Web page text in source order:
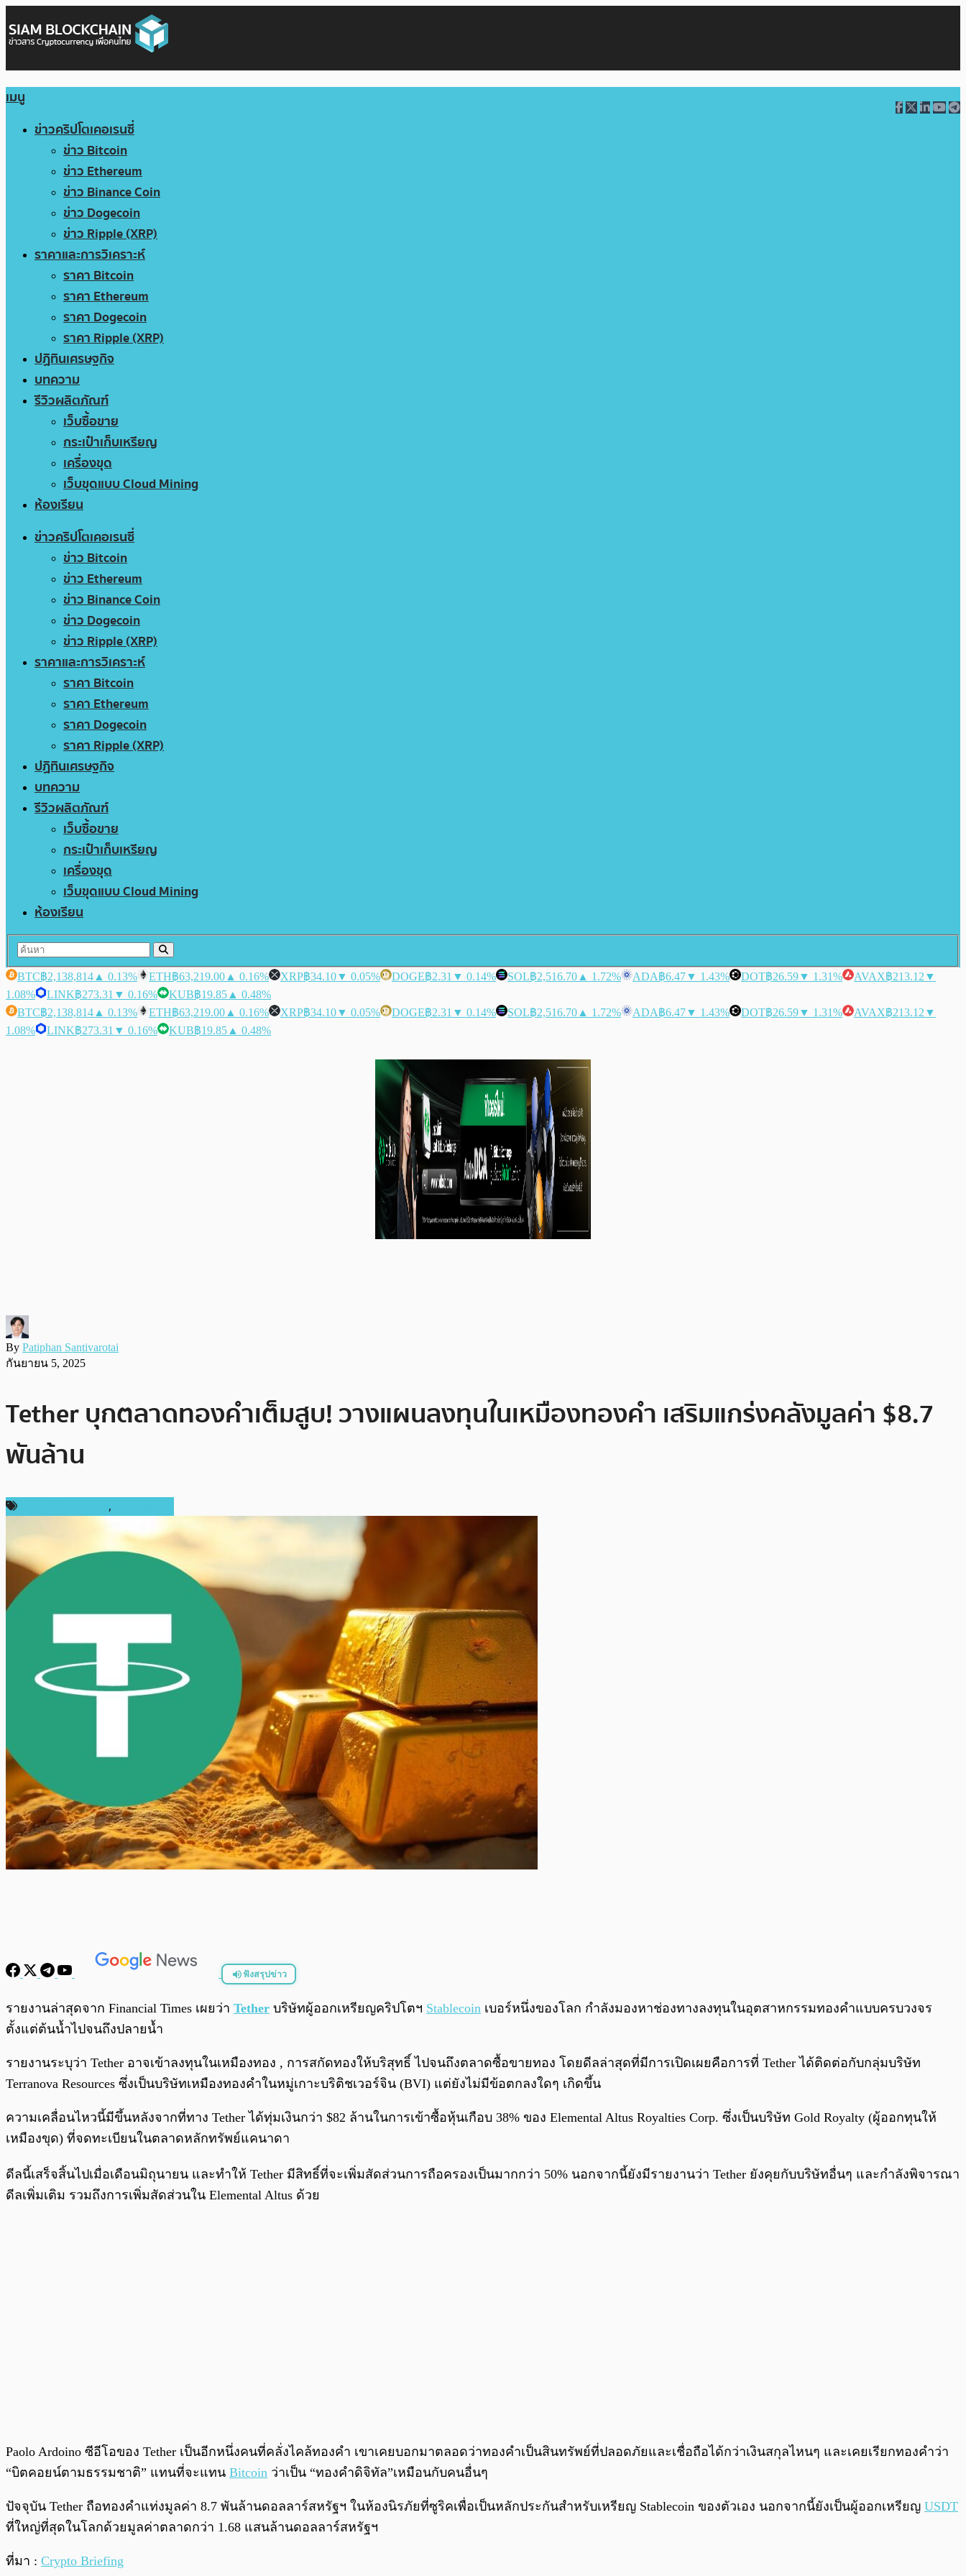
เมนู
ข่าวคริปโตเคอเรนซี่
ข่าว Bitcoin
ข่าว Ethereum
ข่าว Binance Coin
ข่าว Dogecoin
ข่าว Ripple (XRP)
ราคาและการวิเคราะห์
ราคา Bitcoin
ราคา Ethereum
ราคา Dogecoin
ราคา Ripple (XRP)
ปฏิทินเศรษฐกิจ
บทความ
รีวิวผลิตภัณฑ์
เว็บซื้อขาย
กระเป๋าเก็บเหรียญ
เครื่องขุด
เว็บขุดแบบ Cloud Mining
ห้องเรียน
ข่าวคริปโตเคอเรนซี่
ข่าว Bitcoin
ข่าว Ethereum
ข่าว Binance Coin
ข่าว Dogecoin
ข่าว Ripple (XRP)
ราคาและการวิเคราะห์
ราคา Bitcoin
ราคา Ethereum
ราคา Dogecoin
ราคา Ripple (XRP)
ปฏิทินเศรษฐกิจ
บทความ
รีวิวผลิตภัณฑ์
เว็บซื้อขาย
กระเป๋าเก็บเหรียญ
เครื่องขุด
เว็บขุดแบบ Cloud Mining
ห้องเรียน
BTC฿2,138,814 ▲ 0.13% ETH฿63,219.00 ▲ 0.16% XRP฿34.10▼ 0.05% DOGE฿2.31 ▼ 0.14% SOL฿2,516.70 ▲ 1.72% ADA฿6.47▼ 1.43% DOT฿26.59▼ 1.31% AVAX฿213.12 ▼
1.08%
LINK฿273.31 ▼ 0.16% KUB฿19.85 ▲ 0.48%
BTC฿2,138,814 ▲ 0.13% ETH฿63,219.00 ▲ 0.16% XRP฿34.10▼ 0.05% DOGE฿2.31 ▼ 0.14% SOL฿2,516.70 ▲ 1.72% ADA฿6.47▼ 1.43% DOT฿26.59▼ 1.31% AVAX฿213.12 ▼
1.08%
LINK฿273.31 ▼ 0.16% KUB฿19.85 ▲ 0.48%
By Patiphan Santivarotai
กันยายน 5, 2025
Tether บุกตลาดทองคำเต็มสูบ! วางแผนลงทุนในเหมืองทองคำ เสริมแกร่งคลังมูลค่า $8.7
พันล้าน
,
ฟังสรุปข่าว
พร้อมเล่น
รายงานล่าสุดจาก Financial Times เผยว่า Tether บริษัทผู้ออกเหรียญคริปโตฯ Stablecoin เบอร์หนึ่งของโลก กำลังมองหาช่องทางลงทุนในอุตสาหกรรมทองคำแบบครบวงจร
ตั้งแต่ต้นน้ำไปจนถึงปลายน้ำ
รายงานระบุว่า Tether อาจเข้าลงทุนในเหมืองทอง , การสกัดทองให้บริสุทธิ์ ไปจนถึงตลาดซื้อขายทอง โดยดีลล่าสุดที่มีการเปิดเผยคือการที่ Tether ได้ติดต่อกับกลุ่มบริษัท
Terranova Resources ซึ่งเป็นบริษัทเหมืองทองคำในหมู่เกาะบริติชเวอร์จิน (BVI) แต่ยังไม่มีข้อตกลงใดๆ เกิดขึ้น
ความเคลื่อนไหวนี้มีขึ้นหลังจากที่ทาง Tether ได้ทุ่มเงินกว่า $82 ล้านในการเข้าซื้อหุ้นเกือบ 38% ของ Elemental Altus Royalties Corp. ซึ่งเป็นบริษัท Gold Royalty (ผู้ออกทุนให้
เหมืองขุด) ที่จดทะเบียนในตลาดหลักทรัพย์แคนาดา
ดีลนี้เสร็จสิ้นไปเมื่อเดือนมิถุนายน และทำให้ Tether มีสิทธิ์ที่จะเพิ่มสัดส่วนการถือครองเป็นมากกว่า 50% นอกจากนี้ยังมีรายงานว่า Tether ยังคุยกับบริษัทอื่นๆ และกำลังพิจารณา
ดีลเพิ่มเติม รวมถึงการเพิ่มสัดส่วนใน Elemental Altus ด้วย
Paolo Ardoino ซีอีโอของ Tether เป็นอีกหนึ่งคนที่คลั่งไคล้ทองคำ เขาเคยบอกมาตลอดว่าทองคำเป็นสินทรัพย์ที่ปลอดภัยและเชื่อถือได้กว่าเงินสกุลไหนๆ และเคยเรียกทองคำว่า
“บิตคอยน์ตามธรรมชาติ” แทนที่จะแทน Bitcoin ว่าเป็น “ทองคำดิจิทัล”เหมือนกับคนอื่นๆ
ปัจจุบัน Tether ถือทองคำแท่งมูลค่า 8.7 พันล้านดอลลาร์สหรัฐฯ ในห้องนิรภัยที่ซูริคเพื่อเป็นหลักประกันสำหรับเหรียญ Stablecoin ของตัวเอง นอกจากนี้ยังเป็นผู้ออกเหรียญ USDT
ที่ใหญ่ที่สุดในโลกด้วยมูลค่าตลาดกว่า 1.68 แสนล้านดอลลาร์สหรัฐฯ
ที่มา : Crypto Briefing